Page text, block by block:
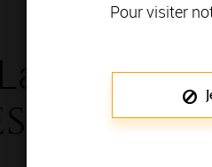
Pour visiter
La